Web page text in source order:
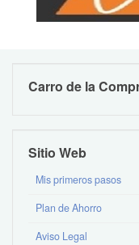
Carro de la
Sitio Web
Mis primeros pasos
Plan de Ahorro
Aviso Legal